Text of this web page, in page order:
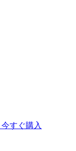
今すぐ購入